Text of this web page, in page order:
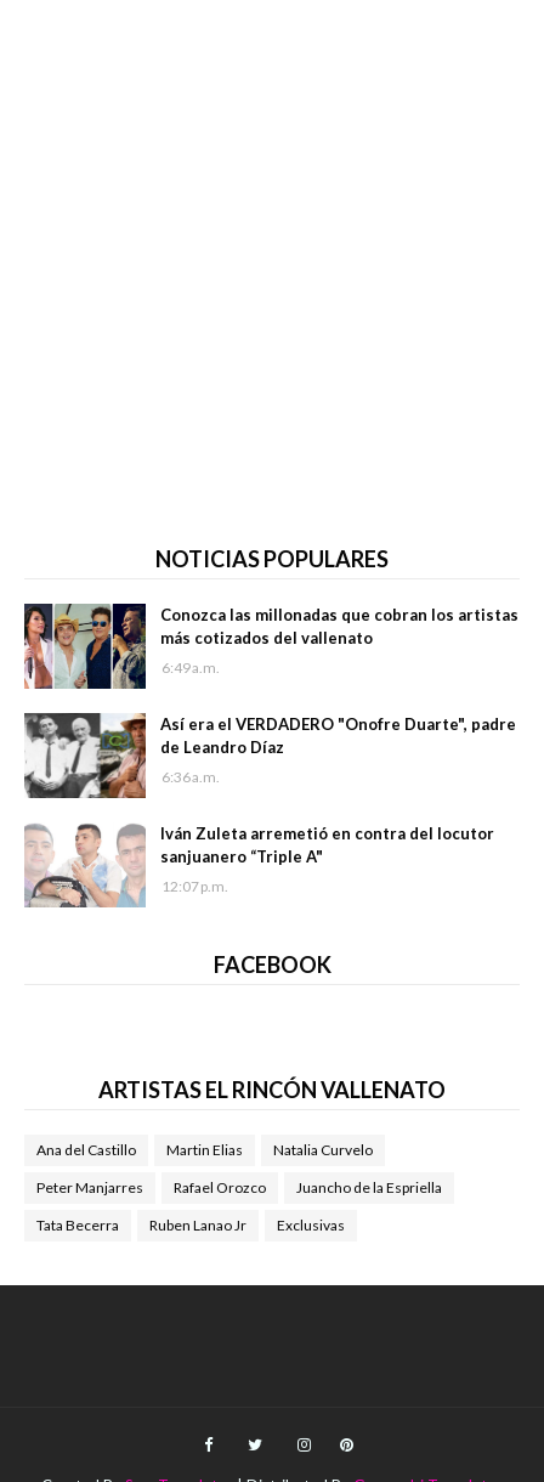
NOTICIAS POPULARES
Conozca las millonadas que cobran los artistas
más cotizados del vallenato
6:49 a.m.
Así era el VERDADERO "Onofre Duarte", padre
de Leandro Díaz
6:36 a.m.
Iván Zuleta arremetió en contra del locutor
sanjuanero “Triple A"
12:07 p.m.
FACEBOOK
ARTISTAS EL RINCÓN VALLENATO
Ana del Castillo Martin Elias Natalia Curvelo
Peter Manjarres Rafael Orozco Juancho de la Espriella
Tata Becerra Ruben Lanao Jr Exclusivas